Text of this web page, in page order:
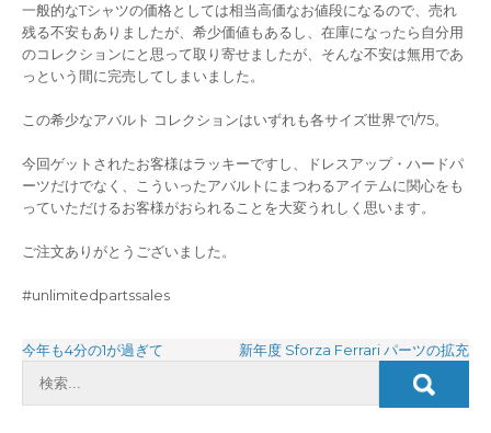
一般的なTシャツの価格としては相当高価なお値段になるので、売れ
残る不安もありましたが、希少価値もあるし、在庫になったら自分用
のコレクションにと思って取り寄せましたが、そんな不安は無用であ
っという間に完売してしまいました。
この希少なアバルト コレクションはいずれも各サイズ世界で1/75。
今回ゲットされたお客様はラッキーですし、ドレスアップ・ハードパ
ーツだけでなく、こういったアバルトにまつわるアイテムに関心をも
っていただけるお客様がおられることを大変うれしく思います。
ご注文ありがとうございました。
#unlimitedpartssales
投
稿
今年も4分の1が過ぎて 新年度 Sforza Ferrari パーツの拡充